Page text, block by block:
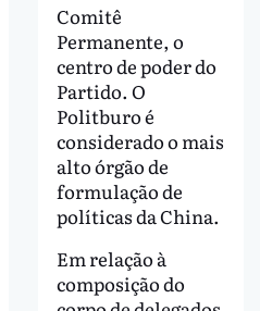
Comitê
Permanente, o
centro de poder do
Partido. O
Politburo é
considerado o mais
alto órgão de
formulação de
políticas da China.
Em relação à
composição do